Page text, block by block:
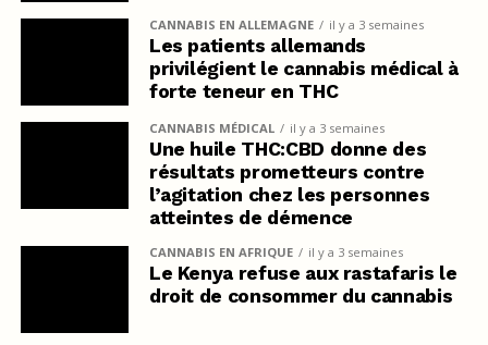
CANNABIS EN ALLEMAGNE il y a 3 semaines
Les patients allemands
privilégient le cannabis médical à
forte teneur en THC
CANNABIS MÉDICAL il y a 3 semaines
Une huile THC:CBD donne des
résultats prometteurs contre
l’agitation chez les personnes
atteintes de démence
CANNABIS EN AFRIQUE il y a 3 semaines
Le Kenya refuse aux rastafaris le
droit de consommer du cannabis